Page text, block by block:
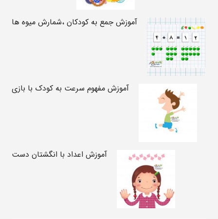
آموزش جمع به کودکان ،شمارش میوه ها
آموزش مفهوم سرعت به کودک با بازی
آموزش اعداد با انگشتان دست